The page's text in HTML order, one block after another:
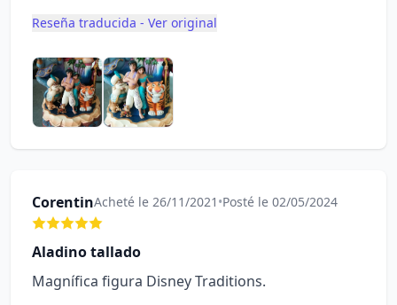
Reseña traducida - Ver original
CorentinAcheté le 26/11/2021 •Posté le 02/05/2024
Aladino tallado
Magnífica figura Disney Traditions.